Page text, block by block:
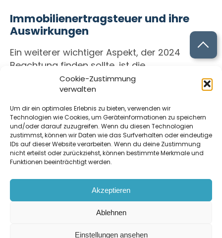
Cookie-Zustimmung
verwalten
Um dir ein optimales Erlebnis zu bieten, verwenden wir
Technologien wie Cookies, um Geräteinformationen zu speichern
und/oder darauf zuzugreifen. Wenn du diesen Technologien
zustimmst, können wir Daten wie das Surfverhalten oder eindeutige
IDs auf dieser Website verarbeiten. Wenn du deine Zustimmung
nicht erteilst oder zurückziehst, können bestimmte Merkmale und
Funktionen beeinträchtigt werden.
Akzeptieren
Ablehnen
Einstellungen ansehen
Immobilienertragsteuer und ihre
Auswirkungen
Ein weiterer wichtiger Aspekt, der 2024
Beachtung finden sollte, ist die
Immobilienertragsteuer. Diese Steuer kann
signifikante Auswirkungen auf
Investitionsentscheidungen haben und wird
voraussichtlich weiterhin ein wichtiger Faktor
bei der Immobilienbewertung und beim
Verkauf von Immobilien sein.
Jetzt deine Immobilie kostenlos
bewerten
Wie viel ist deine Immobilie wert? Ob